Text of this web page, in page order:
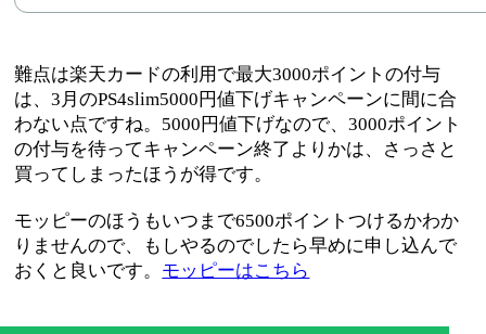
難点は楽天カードの利用で最大3000ポイントの付与
は、3月のPS4slim5000円値下げキャンペーンに間に合
わない点ですね。5000円値下げなので、3000ポイント
の付与を待ってキャンペーン終了よりかは、さっさと
買ってしまったほうが得です。
モッピーのほうもいつまで6500ポイントつけるかわか
りませんので、もしやるのでしたら早めに申し込んで
おくと良いです。 モッピーはこちら